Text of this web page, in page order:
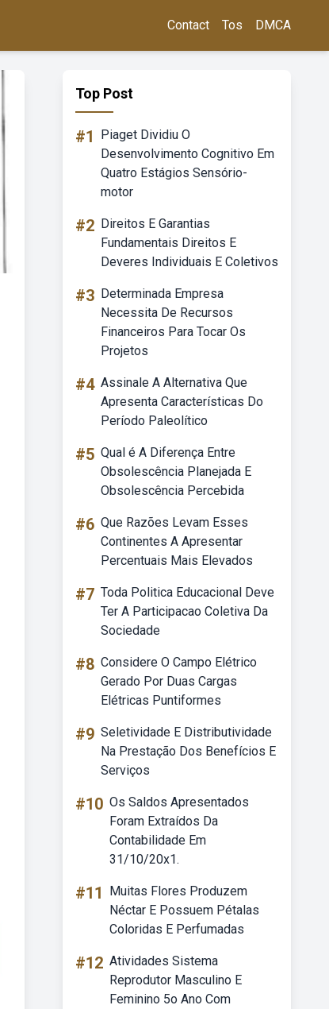
Contact Tos DMCA
Top Post
#1
Piaget Dividiu O
Desenvolvimento Cognitivo Em
Quatro Estágios Sensório-
motor
#2 Direitos E Garantias
Fundamentais Direitos E
Deveres Individuais E Coletivos
#3 Determinada Empresa
Necessita De Recursos
Financeiros Para Tocar Os
Projetos
#4 Assinale A Alternativa Que
Apresenta Características Do
Período Paleolítico
#5 Qual é A Diferença Entre
Obsolescência Planejada E
Obsolescência Percebida
#6 Que Razões Levam Esses
Continentes A Apresentar
Percentuais Mais Elevados
#7 Toda Politica Educacional Deve
Ter A Participacao Coletiva Da
Sociedade
#8 Considere O Campo Elétrico
Gerado Por Duas Cargas
Elétricas Puntiformes
#9 Seletividade E Distributividade
Na Prestação Dos Benefícios E
Serviços
#10 Os Saldos Apresentados
Foram Extraídos Da
Contabilidade Em
31/10/20x1.
#11
Muitas Flores Produzem
Néctar E Possuem Pétalas
Coloridas E Perfumadas
#12 Atividades Sistema
Reprodutor Masculino E
Feminino 5o Ano Com